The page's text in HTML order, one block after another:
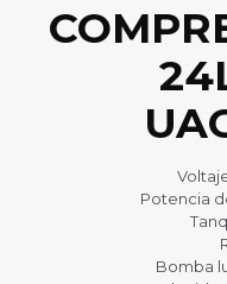
Potencia
Bomba